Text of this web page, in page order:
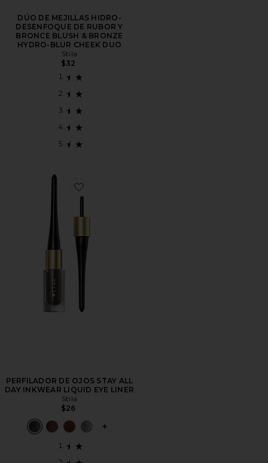
DÚO DE MEJILLAS HIDRO-
DESENFOQUE DE RUBOR Y
BRONCE BLUSH & BRONZE
HYDRO-BLUR CHEEK DUO
Stila
$32
Favorite PERFILADOR DE OJOS STAY ALL DAY
PERFILADOR DE OJOS STAY ALL
DAY INKWEAR LIQUID EYE LINER
Stila
$26
PLUS ICON TO SEE MORE OPTIONS